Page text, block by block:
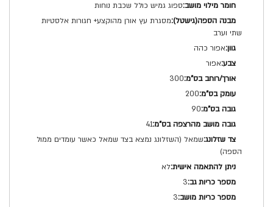
ספוג גמיש כולל שכבת נוחות
מסגרת עץ אורן מהוקצע+ חגורות אלסטיות
שתי וערב
אפור כהה
אפור
300
200
90
41
שמאל (השזלונג נמצא בצד שמאל כאשר עומדים ממול
הספה)
לא
3
3